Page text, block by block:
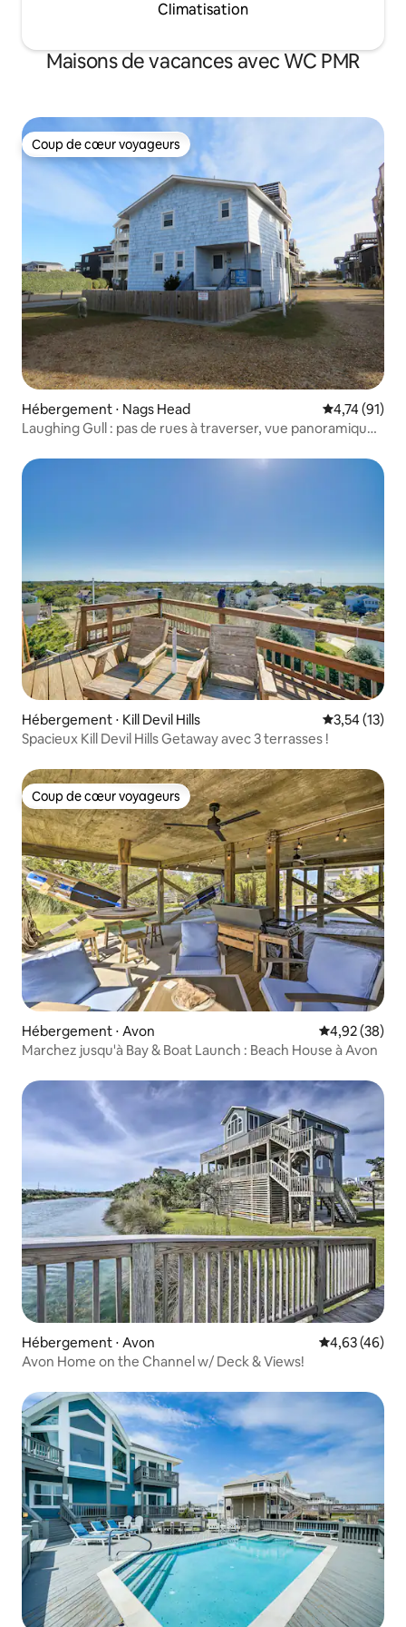
Climatisation
Maisons de vacances avec WC PMR
Coup de cœur voyageurs
Coup de cœur voyageurs
Hébergement ⋅ Nags Head Évaluation
4,74 (91)
Laughing Gull : pas de rues à traverser, vue panoramique
Hébergement ⋅ Kill Devil Hills Évaluation
3,54 (13)
Spacieux Kill Devil Hills Getaway avec 3 terrasses !
Coup de cœur voyageurs
Coup de cœur voyageurs
Hébergement ⋅ Avon Évaluation
4,92 (38)
Marchez jusqu'à Bay & Boat Launch : Beach House à Avon
Hébergement ⋅ Avon Évaluation
4,63 (46)
Avon Home on the Channel w/ Deck & Views!